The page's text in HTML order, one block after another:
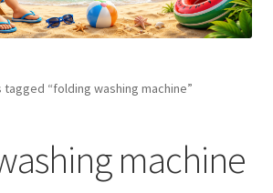
“folding washing machine”
machine